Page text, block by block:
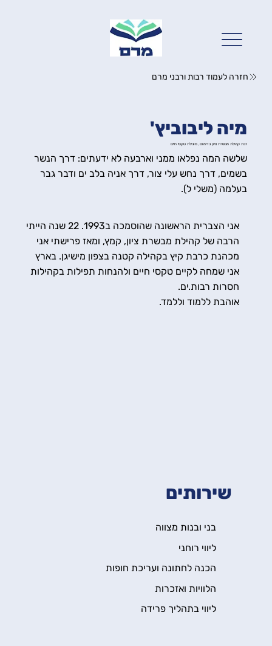
חזרה לעמוד רבות ורבני מרם
שירותים
בני ובנות מצווה
ליווי רוחני
הכנה לחתונה ועריכת חופות
הלוויות ואזכרות
ליווי בתהליך פרידה
מיה ליבוביץ'
רבת קהילת מבשרת ציון בדימוס, מובילת טקסי חיים
שלשה המה נפלאו ממני וארבעה לא ידעתים: דרך הנשר
בשמים, דרך נחש עלי צור, דרך אניה בלב ים ודבר גבר
בעלמה (משלי ל).
אני הצברית הראשונה שהוסמכה ב1993. 22 שנה הייתי
הרבה של קהילת מבשרת ציון, קמץ, ומאז פרישתי אני
מכהנת כרבת קיץ בקהילה קטנה בצפון מישיגן. בארץ
אני שמחה לקיים טקסי חיים ולהנחות תפילות בקהילות
חסרות רבות.ים.
אוהבת ללמוד וללמד.